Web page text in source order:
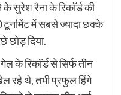
रैना के रिकॉर्ड की
टूर्नामेंट में सबसे ज्यादा छक्के
छोड़ दिया.
रिकॉर्ड से सिर्फ तीन
रहे थे, तभी प्रफुल हिंगे